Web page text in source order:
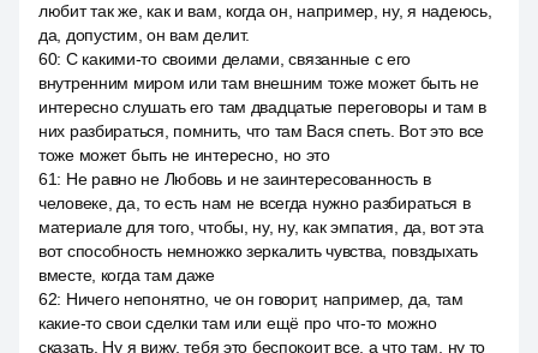
любит так же, как и вам, когда он, например, ну, я надеюсь,
да, допустим, он вам делит.
60: С какими-то своими делами, связанные с его
внутренним миром или там внешним тоже может быть не
интересно слушать его там двадцатые переговоры и там в
них разбираться, помнить, что там Вася спеть. Вот это все
тоже может быть не интересно, но это
61: Не равно не Любовь и не заинтересованность в
человеке, да, то есть нам не всегда нужно разбираться в
материале для того, чтобы, ну, ну, как эмпатия, да, вот эта
вот способность немножко зеркалить чувства, повздыхать
вместе, когда там даже
62: Ничего непонятно, че он говорит, например, да, там
какие-то свои сделки там или ещё про что-то можно
сказать. Ну я вижу, тебя это беспокоит все, а что там, ну то